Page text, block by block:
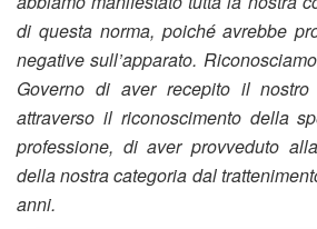
di questa norma, poiché avrebbe
negative sull’apparato.
Governo di aver recepito il
attraverso il riconoscimento della
professione, di aver provveduto
della nostra categoria dal
anni.